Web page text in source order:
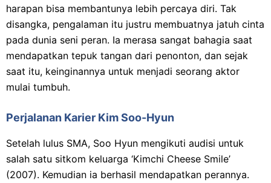
harapan bisa membantunya lebih percaya diri. Tak
disangka, pengalaman itu justru membuatnya jatuh cinta
pada dunia seni peran. Ia merasa sangat bahagia saat
mendapatkan tepuk tangan dari penonton, dan sejak
saat itu, keinginannya untuk menjadi seorang aktor
mulai tumbuh.
Perjalanan Karier Kim Soo-Hyun
Setelah lulus SMA, Soo Hyun mengikuti audisi untuk
salah satu sitkom keluarga ‘Kimchi Cheese Smile’
(2007). Kemudian ia berhasil mendapatkan perannya.